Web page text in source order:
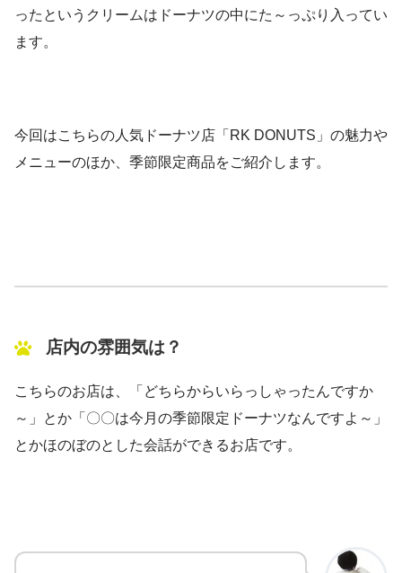
ったというクリームはドーナツの中にた～っぷり入ってい
ます。
今回はこちらの人気ドーナツ店「RK DONUTS」の魅力や
メニューのほか、季節限定商品をご紹介します。
店内の雰囲気は？
こちらのお店は、「どちらからいらっしゃったんですか
～」とか「〇〇は今月の季節限定ドーナツなんですよ～」
とかほのぼのとした会話ができるお店です。